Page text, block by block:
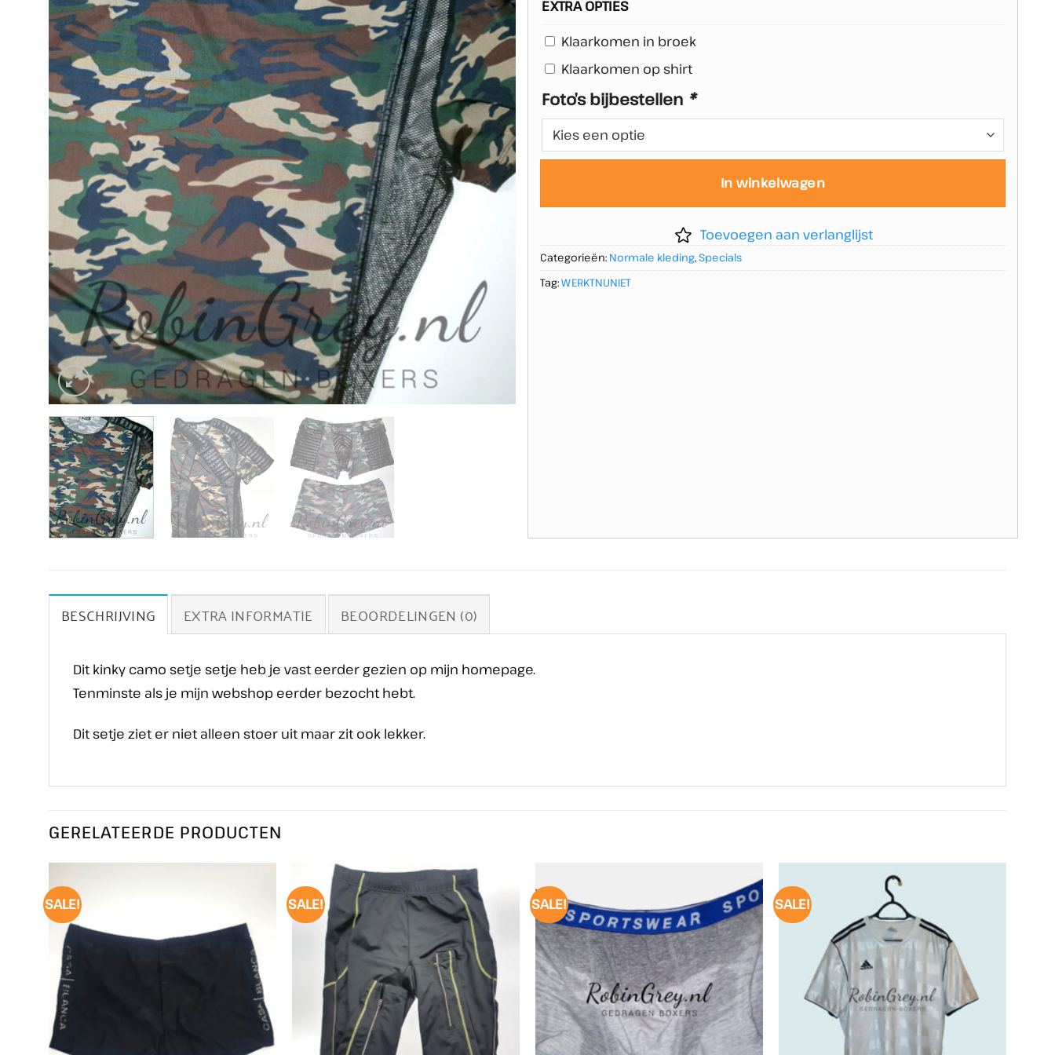
EXTRA OPTIES
Klaarkomen in broek
Klaarkomen op shirt
Foto’s bijbestellen *
In winkelwagen
Toevoegen aan verlanglijst
Categorieën: Normale kleding,Specials
Tag:WERKTNUNIET
BESCHRIJVING EXTRA INFORMATIE BEOORDELINGEN (0)
Dit kinky camo setje setje heb je vast eerder gezien op mijn homepage.
Tenminste als je mijn webshop eerder bezocht hebt.
Dit setje ziet er niet alleen stoer uit maar zit ook lekker.
GERELATEERDE PRODUCTEN
SALE! SALE! SALE! SALE!